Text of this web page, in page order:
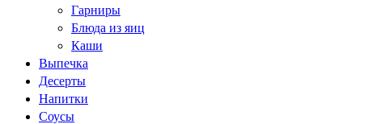
Гарниры
Блюда из яиц
Каши
Выпечка
Десерты
Напитки
Соусы